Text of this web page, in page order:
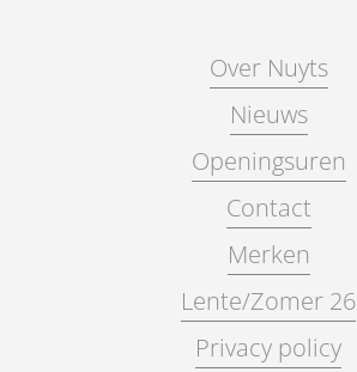
Over Nuyts
Nieuws
Openingsuren
Contact
Merken
Lente/Zomer 26
Privacy policy